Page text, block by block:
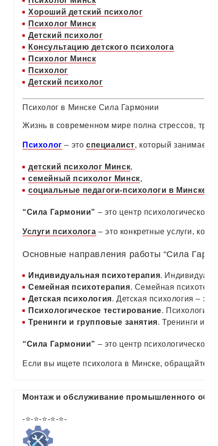
Хороший детский психолог
Психолог Минск
Детский психолог
Консультацию детского психолога
Психолог Минск
Психолог
Детский психолог
Психолог в Минске Сила Гармонии
Жизнь в современном мире полна стрессов,
Психолог – этоспециалист, который
детский психолог Минск,
семейный психолог Минск,
социальные педагоги-психологи в Минске
“Сила Гармонии” – это центр психологической
Услуги психолога – это конкретные услуги,
Основные направления работы “Сила
Индивидуальная психотерапия.
Семейная психотерапия. Семейная
Детская психология. Детская психология –
Психологическое тестирование.
Тренинги и групповые занятия. Тренинги и
“Сила Гармонии” – это центр
Если вы ищете психолога в Минске,
Монтаж и обслуживание промышленного
-⭐-⭐-⭐-⭐-⭐-